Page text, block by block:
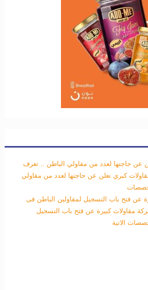
عن حاجتها لعدد من مقاولي الباطن .. تعرف
كبري تعلن عن حاجتها لعدد من مقاولي
عن فتح باب التسجيل لمقاولين الباطن فى
مقاولات كبيرة عن فتح باب التسجيل
الاتية